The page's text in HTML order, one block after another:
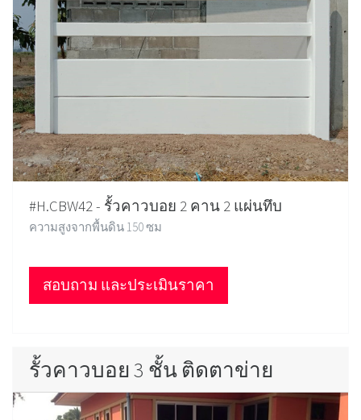
#H.CBW42 - รั้วคาวบอย 2 คาน 2 แผ่นทึบ
ความสูงจากพื้นดิน 150 ซม
สอบถาม และประเมินราคา
รั้วคาวบอย 3 ชั้น ติดตาข่าย